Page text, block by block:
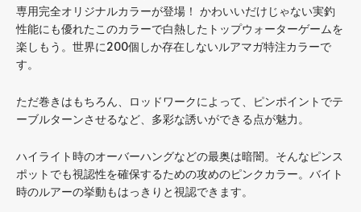
専用完全オリジナルカラーが登場！ かわいいだけじゃない実釣
性能にも優れたこのカラーで白熱したトップウォーターゲームを
楽しもう。世界に200個しか存在しないルアマガ特注カラーで
す。
ただ巻きはもちろん、ロッドワークによって、ピンポイントでテ
ーブルターンさせるなど、多彩な誘いができる点が魅力。
ハイライト時のオーバーハングなどの最奥は暗闇。そんなピンス
ポットでも視認性を確保するための攻めのピンクカラー。バイト
時のルアーの挙動もはっきりと視認できます。